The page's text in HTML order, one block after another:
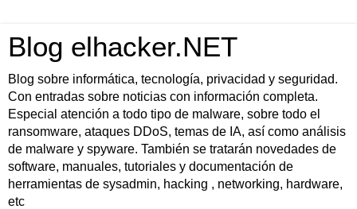
Blog elhacker.NET
Blog sobre informática, tecnología, privacidad y seguridad.
Con entradas sobre noticias con información completa.
Especial atención a todo tipo de malware, sobre todo el
ransomware, ataques DDoS, temas de IA, así como análisis
de malware y spyware. También se tratarán novedades de
software, manuales, tutoriales y documentación de
herramientas de sysadmin, hacking , networking, hardware,
etc